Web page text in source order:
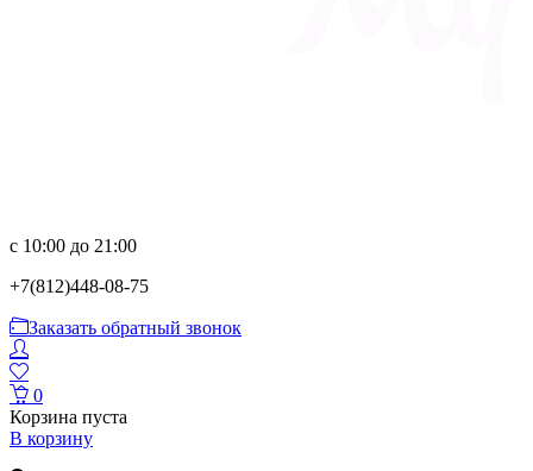
с 10:00 до 21:00
+7(812)448-08-75
Заказать обратный звонок
0
Корзина пуста
В корзину